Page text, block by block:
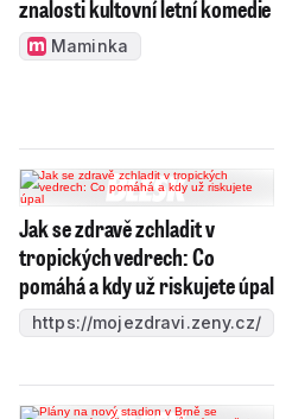
znalosti kultovní letní komedie
Maminka
Jak se zdravě zchladit v
tropických vedrech: Co
pomáhá a kdy už riskujete úpal
https://mojezdravi.zeny.cz/